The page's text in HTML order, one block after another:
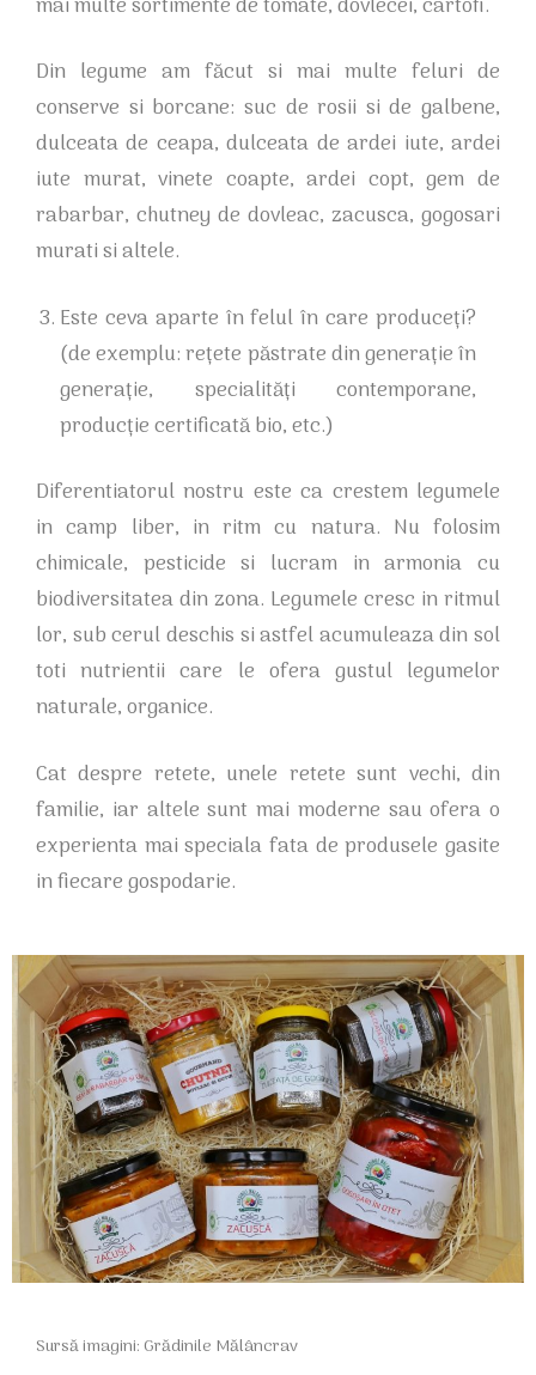
mai multe sortimente de tomate, dovlecei, cartofi.
Din legume am făcut si mai multe feluri de
conserve si borcane: suc de rosii si de galbene,
dulceata de ceapa, dulceata de ardei iute, ardei
iute murat, vinete coapte, ardei copt, gem de
rabarbar, chutney de dovleac, zacusca, gogosari
murati si altele.
Este ceva aparte în felul în care produceți?
(de exemplu: rețete păstrate din generație în
generație, specialități contemporane,
producție certificată bio, etc.)
Diferentiatorul nostru este ca crestem legumele
in camp liber, in ritm cu natura. Nu folosim
chimicale, pesticide si lucram in armonia cu
biodiversitatea din zona. Legumele cresc in ritmul
lor, sub cerul deschis si astfel acumuleaza din sol
toti nutrientii care le ofera gustul legumelor
naturale, organice.
Cat despre retete, unele retete sunt vechi, din
familie, iar altele sunt mai moderne sau ofera o
experienta mai speciala fata de produsele gasite
in fiecare gospodarie.
Sursă imagini: Grădinile Mălâncrav